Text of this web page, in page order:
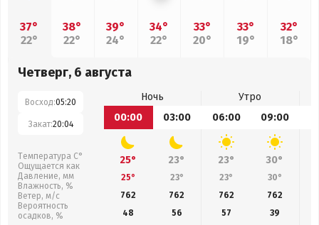
37°
22°
38°
22°
39°
24°
34°
22°
33°
20°
33°
19°
32°
18°
Четверг, 6 августа
Восход:05:20
Закат:20:04
Температура С°
Ощущается как
Давление, мм
Влажность, %
Ветер, м/с
Вероятность
осадков, %
Ночь
Утро
00:00
03:00 06:00 09:00
25° 23° 23° 30°
25° 23° 23° 30°
762
762 762 762
48
56 57 39